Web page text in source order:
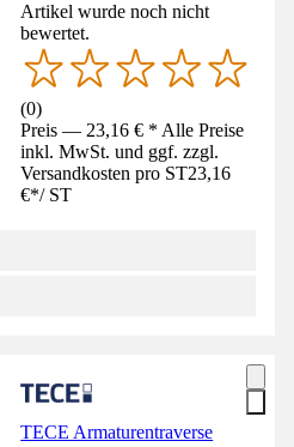
Artikel wurde noch nicht
bewertet.
(0)
Preis — 23,16 € * Alle Preise
inkl. MwSt. und ggf. zzgl.
Versandkosten pro ST23,16
€*/ ST
TECE Armaturentraverse